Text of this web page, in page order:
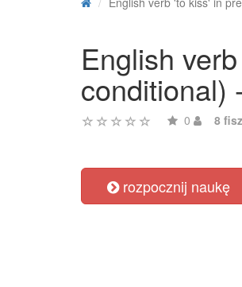
English
conditional)
0 8
rozpocznij naukę